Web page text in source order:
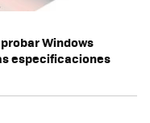
Windows
especificaciones